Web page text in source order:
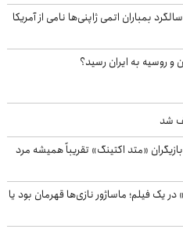
بمباران اتمی ژاپنی‌ها نامی از آمریکا
روسیه به ایران رسید؟
شد
«متد اکتینگ» تقریباً همیشه مرد
یک فیلم؛ ماساژور نازی‌ها قهرمان بود یا